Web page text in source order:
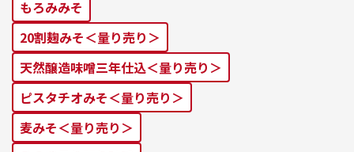
もろみみそ
20割麹みそ＜量り売り＞
天然醸造味噌三年仕込＜量り売り＞
ピスタチオみそ＜量り売り＞
麦みそ＜量り売り＞